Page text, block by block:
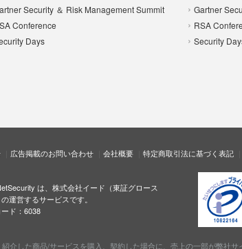
Security ＆ Risk Management Summit
Conference
Days
Gartner
RSA
Security
広告掲載のお問い合わせ 会社概要 特定商取引法に基づく表記
は、株式会社イード（東証グロース
運営するサービスです。
ド：6038
紹介した商品/サービスを購入、契約した場合に、売上の一部が弊社サ